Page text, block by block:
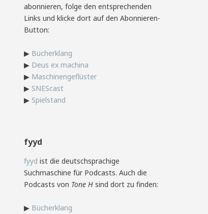
abonnieren, folge den entsprechenden
Links und klicke dort auf den Abonnieren-
Button:
▶ Bücherklang
▶ Deus ex machina
▶ Maschinengeflüster
▶ SNEScast
▶ Spielstand
fyyd
fyyd ist die deutschsprachige
Suchmaschine für Podcasts. Auch die
Podcasts von Tone H sind dort zu finden:
▶ Bücherklang